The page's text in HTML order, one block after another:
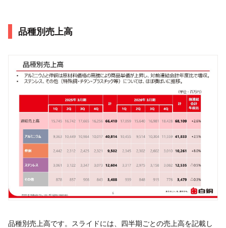
品種別売上高
品種別売上高です。スライドには、四半期ごとの売上高を記載し